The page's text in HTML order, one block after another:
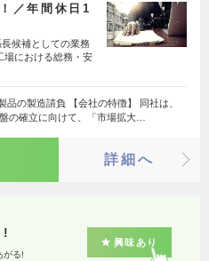
／年間休日1
長候補としての業務
場における総務・安
品の製造請負 【会社の特徴】 同社は、
の確立に向けて、「市場拡大…
詳細へ
!
がる!
興味あり